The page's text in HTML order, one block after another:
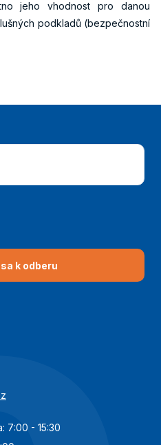
jeho vhodnost pro danou
podkladů (bezpečnostní
k odberu
7:00 - 15:30